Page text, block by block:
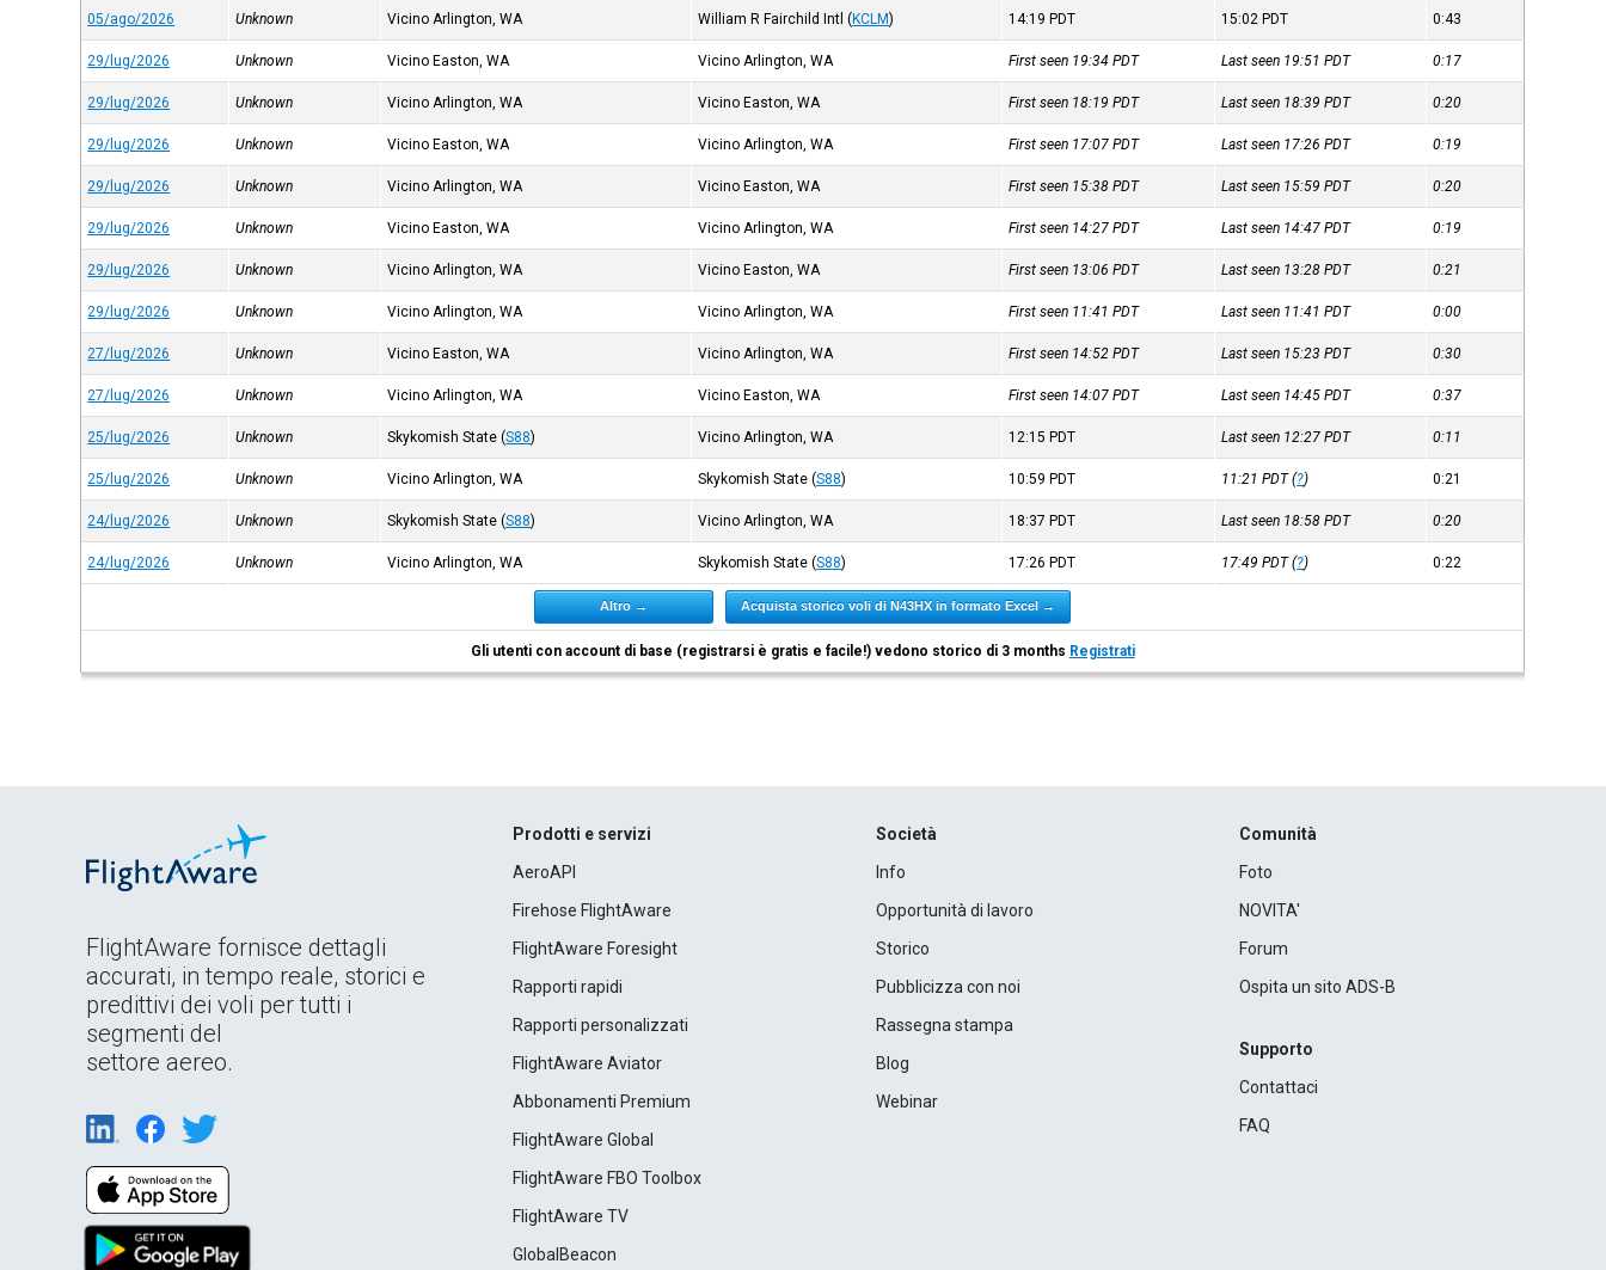
05/ago/2026 Unknown Vicino Arlington, WA William R Fairchild Intl (KCLM) 14:19 PDT 15:02 PDT 0:43
29/lug/2026 Unknown Vicino Easton, WA Vicino Arlington, WA First seen 19:34PDT Last seen 19:51PDT 0:17
29/lug/2026 Unknown Vicino Arlington, WA Vicino Easton, WA First seen 18:19PDT Last seen 18:39PDT 0:20
29/lug/2026 Unknown Vicino Easton, WA Vicino Arlington, WA First seen 17:07PDT Last seen 17:26PDT 0:19
29/lug/2026 Unknown Vicino Arlington, WA Vicino Easton, WA First seen 15:38PDT Last seen 15:59PDT 0:20
29/lug/2026 Unknown Vicino Easton, WA Vicino Arlington, WA First seen 14:27PDT Last seen 14:47PDT 0:19
29/lug/2026 Unknown Vicino Arlington, WA Vicino Easton, WA First seen 13:06PDT Last seen 13:28PDT 0:21
29/lug/2026 Unknown Vicino Arlington, WA Vicino Arlington, WA First seen 11:41PDT Last seen 11:41PDT 0:00
27/lug/2026 Unknown Vicino Easton, WA Vicino Arlington, WA First seen 14:52PDT Last seen 15:23PDT 0:30
27/lug/2026 Unknown Vicino Arlington, WA Vicino Easton, WA First seen 14:07PDT Last seen 14:45PDT 0:37
25/lug/2026 Unknown Skykomish State (S88) Vicino Arlington, WA 12:15 PDT Last seen 12:27PDT 0:11
25/lug/2026 Unknown Vicino Arlington, WA Skykomish State (S88) 10:59 PDT 11:21PDT(?) 0:21
24/lug/2026 Unknown Skykomish State (S88) Vicino Arlington, WA 18:37 PDT Last seen 18:58PDT 0:20
24/lug/2026 Unknown Vicino Arlington, WA Skykomish State (S88) 17:26 PDT 17:49PDT(?) 0:22
Altro → Acquista storico voli di N43HX in formato Excel →
Gli utenti con account di base (registrarsi è gratis e facile!) vedono storico di 3 months Registrati
FlightAware fornisce dettagli
accurati, in tempo reale, storici e
predittivi dei voli per tutti i
segmenti del
settore aereo.
Prodotti e servizi
AeroAPI
Firehose FlightAware
FlightAware Foresight
Rapporti rapidi
Rapporti personalizzati
FlightAware Aviator
Abbonamenti Premium
FlightAware Global
FlightAware FBO Toolbox
FlightAware TV
GlobalBeacon
Società
Info
Opportunità di lavoro
Storico
Pubblicizza con noi
Rassegna stampa
Blog
Webinar
Comunità
Foto
NOVITA'
Forum
Ospita un sito ADS-B
Supporto
Contattaci
FAQ